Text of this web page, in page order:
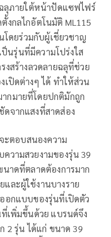
ลุภายใต้หน้าปัดแซฟไฟร์
งกลไกอัตโนมัติ ML115
ดยร่วมกับผู้เชี่ยวชาญ
ป็นรุ่นที่มีความโปร่งใส
งสร้างลวดลายฉลุที่ช่วย
เปิดต่างๆ ได้ ทำให้ส่วน
กมายที่โดยปกติมักถูก
จากแสงที่สาดส่อง
ะตอบสนองความ
วามสวยงามของรุ่น 39
าดที่ตลาดต้องการมาก
ละผู้ใช้งานบางราย
อกแบบของรุ่นที่เปิดตัว
เพิ่มขึ้นด้วย แบรนด์จึง
2 รุ่น ได้แก่ ขนาด 39